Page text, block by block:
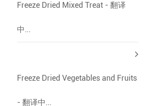
Freeze Dried Mixed Treat - 翻译
中...
Freeze Dried Vegetables and Fruits
- 翻译中...